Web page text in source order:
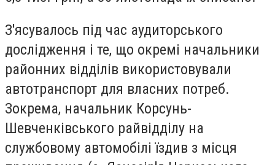
З'ясувалось під час аудиторського
дослідження і те, що окремі начальники
районних відділів використовували
автотранспорт для власних потреб.
Зокрема, начальник Корсунь-
Шевченківського райвідділу на
службовому автомобілі їздив з місця